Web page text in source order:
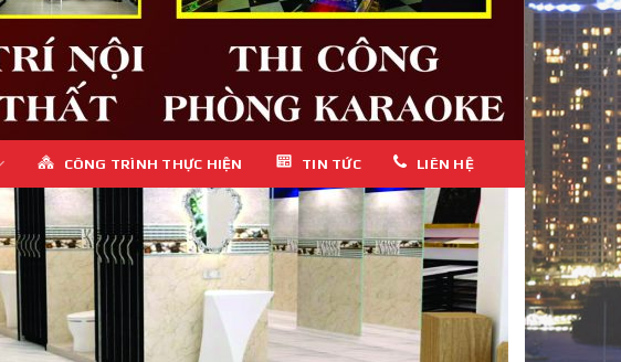
CÔNG TRÌNH THỰC HIỆN TIN TỨC LIÊN HỆ